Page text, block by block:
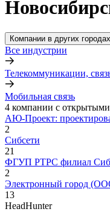
Компании в других городах
Все индустрии
Телекоммуникации,
Мобильная связь
4 компании с
АЮ-Проект:
2
Сибсети
21
ФГУП РТРС филиал
2
Электронный город
13
HeadHunter